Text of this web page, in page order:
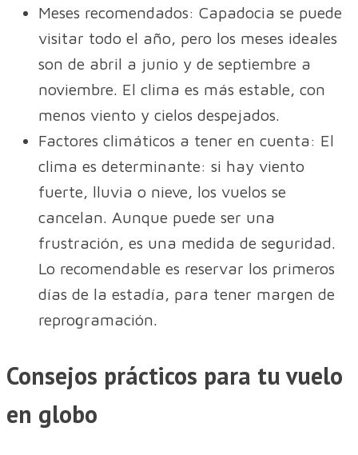
Meses recomendados: Capadocia se puede
visitar todo el año, pero los meses ideales
son de abril a junio y de septiembre a
noviembre. El clima es más estable, con
menos viento y cielos despejados.
Factores climáticos a tener en cuenta: El
clima es determinante: si hay viento
fuerte, lluvia o nieve, los vuelos se
cancelan. Aunque puede ser una
frustración, es una medida de seguridad.
Lo recomendable es reservar los primeros
días de la estadía, para tener margen de
reprogramación.
Consejos prácticos para tu vuelo
en globo